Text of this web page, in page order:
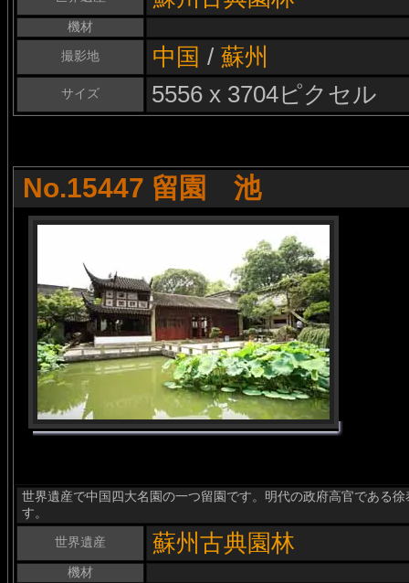
機材
撮影地
中国 / 蘇州
サイズ 5556 x 3704ピクセル
No.15447 留園 池
世界遺産で中国四大名園の一つ留園です。明代の政府高官である
す。
世界遺産
蘇州古典園林
機材